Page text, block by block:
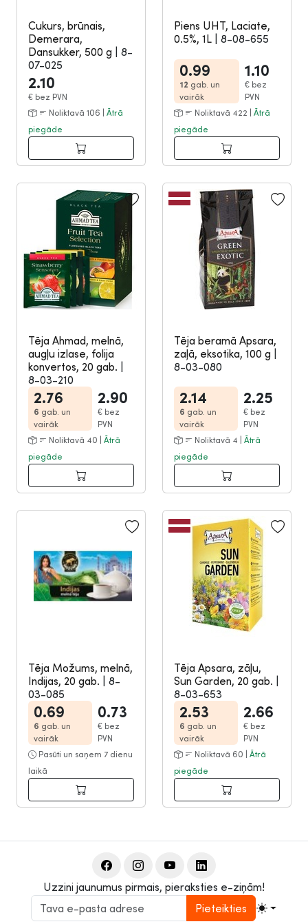
Cukurs, brūnais,
Demerara,
Dansukker, 500 g
8-
07-025
2.10
€ bez PVN
Noliktavā 106 | Ātrā
piegāde
Piens UHT, Laciate,
0.5%, 1L
8-08-655
0.99
12 gab. un
vairāk
1.10
€ bez
PVN
Noliktavā 422 | Ātrā
piegāde
Tēja Ahmad, melnā,
augļu izlase, folija
konvertos, 20 gab.
8-03-210
2.76
6 gab. un
vairāk
2.90
€ bez
PVN
Noliktavā 40 | Ātrā
piegāde
Tēja beramā Apsara,
zaļā, eksotika, 100 g
8-03-080
2.14
6 gab. un
vairāk
2.25
€ bez
PVN
Noliktavā 4 | Ātrā
piegāde
Tēja Možums, melnā,
Indijas, 20 gab.
8-
03-085
0.69
6 gab. un
vairāk
0.73
€ bez
PVN
Pasūti un saņem 7 dienu
laikā
Tēja Apsara, zāļu,
Sun Garden, 20 gab.
8-03-653
2.53
6 gab. un
vairāk
2.66
€ bez
PVN
Noliktavā 60 | Ātrā
piegāde
Uzzini jaunumus pirmais, pieraksties e-ziņām!
Pieteikties